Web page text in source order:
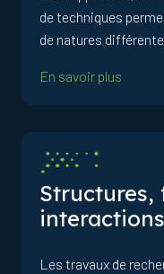
de techniques
de natures
En savoir plus
Structures,
interactions
Les travaux de